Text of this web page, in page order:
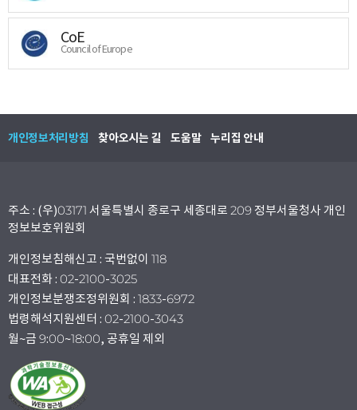
CoE
Council of Europe
개인정보처리방침 찾아오시는 길 도움말 누리집 안내
주소 : (우)03171 서울특별시 종로구 세종대로 209 정부서울청사 개인
정보보호위원회
개인정보침해신고 : 국번없이 118
대표전화 : 02-2100-3025
개인정보분쟁조정위원회 : 1833-6972
법령해석지원센터 : 02-2100-3043
월~금 9:00~18:00, 공휴일 제외